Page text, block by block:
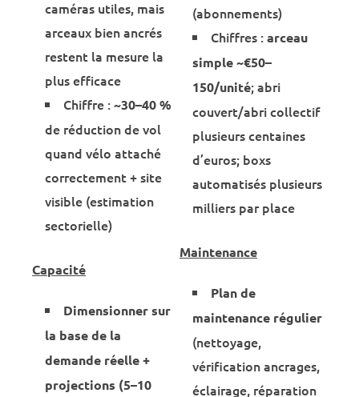
caméras utiles, mais
arceaux bien ancrés
restent la mesure la
plus efficace
Chiffre :~30–40 %
de réduction de vol
quand vélo attaché
correctement + site
visible (estimation
sectorielle)
Capacité
Dimensionner sur
la base de la
demande réelle +
projections (5–10
(abonnements)
Chiffres :arceau
simple ~€50–
150/unité; abri
couvert/abri collectif
plusieurs centaines
d’euros; boxs
automatisés plusieurs
milliers par place
Maintenance
Plan de
maintenance régulier
(nettoyage,
vérification ancrages,
éclairage, réparation